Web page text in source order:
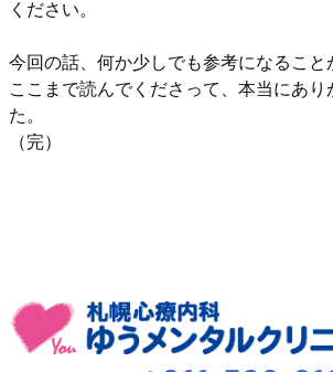
ください。
今回の話、何か少しでも参考になること
ここまで読んでくださって、本当にあり
た。
（完）